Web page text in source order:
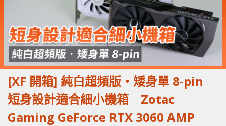
[XF 開箱] 純白超頻版‧矮身單 8-pin
短身設計適合細小機箱 Zotac
Gaming GeForce RTX 3060 AMP